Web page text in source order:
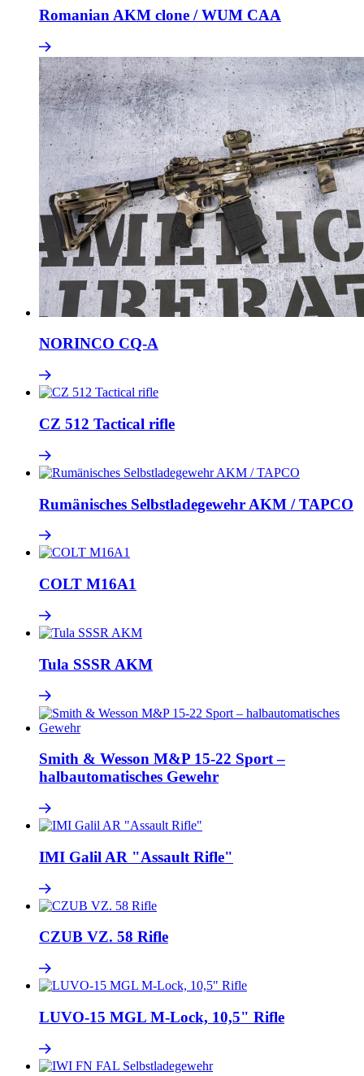
Romanian AKM clone / WUM CAA
NORINCO CQ-A
CZ 512 Tactical rifle
Rumänisches Selbstladegewehr AKM / TAPCO
COLT M16A1
Tula SSSR AKM
Smith & Wesson M&P 15-22 Sport –
halbautomatisches Gewehr
IMI Galil AR "Assault Rifle"
CZUB VZ. 58 Rifle
LUVO-15 MGL M-Lock, 10,5" Rifle